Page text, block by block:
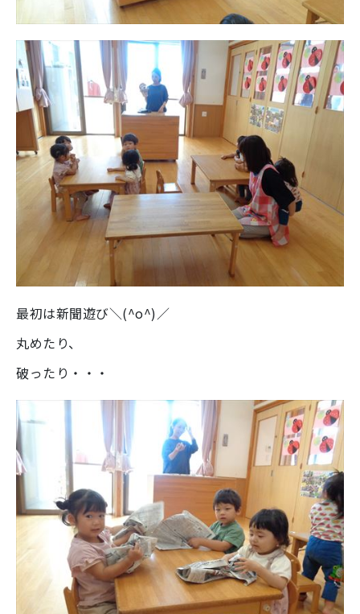
最初は新聞遊び＼(^o^)／
丸めたり、
破ったり・・・